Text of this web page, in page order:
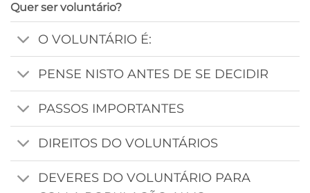
Quer ser voluntário?
O VOLUNTÁRIO É:
PENSE NISTO ANTES DE SE DECIDIR
PASSOS IMPORTANTES
DIREITOS DO VOLUNTÁRIOS
DEVERES DO VOLUNTÁRIO PARA